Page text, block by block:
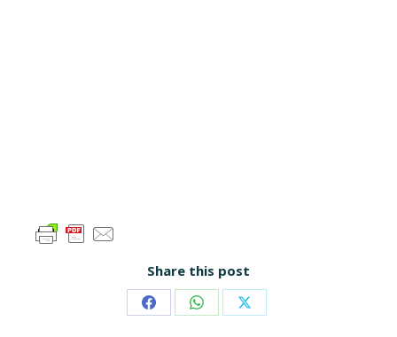
Share this post
Share Share Share